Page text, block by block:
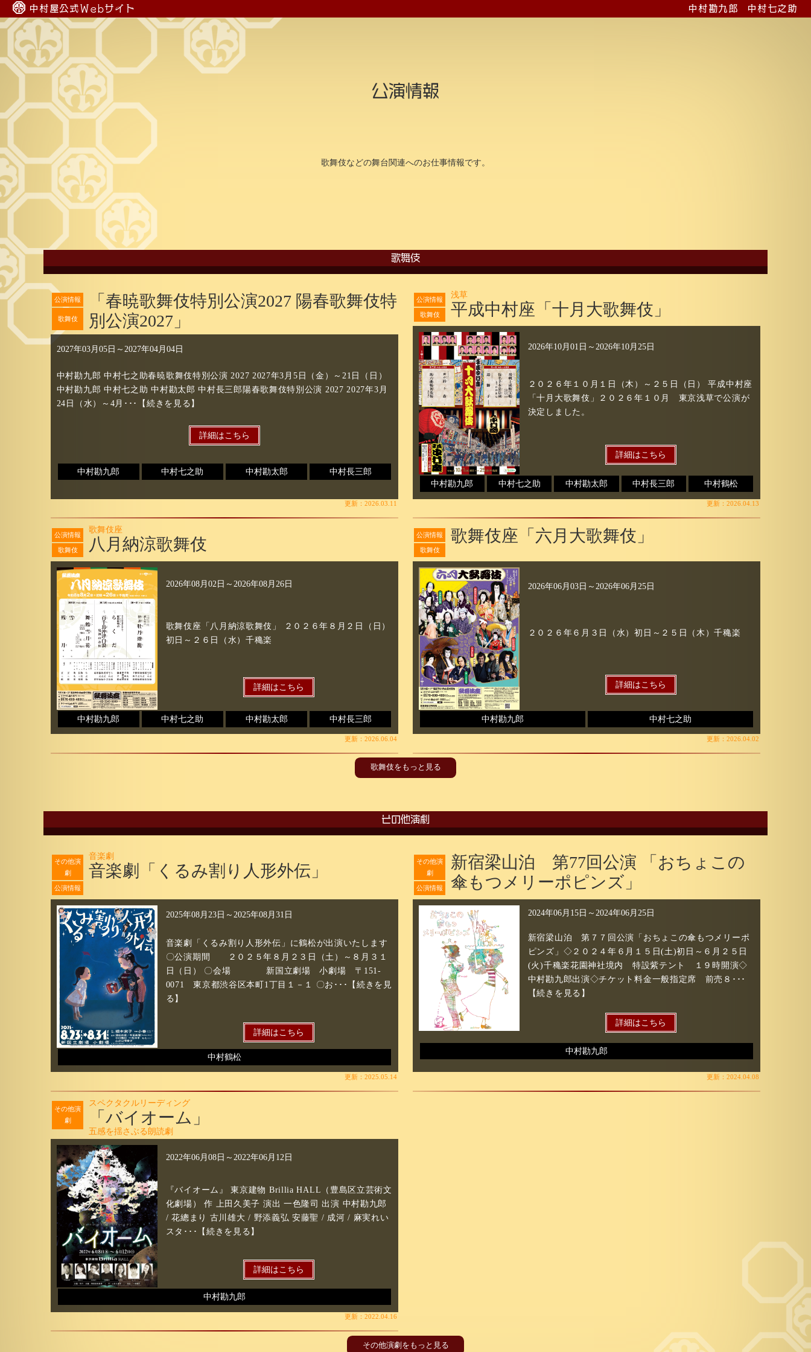
中村屋公式Webサイト 中村勘九郎 中村七之助
公演情報
歌舞伎などの舞台関連へのお仕事情報です。
歌舞伎
公演情報
歌舞伎
「春暁歌舞伎特別公演2027 陽春歌舞伎特
別公演2027」
2027年03月05日 ～ 2027年04月04日
中村勘九郎 中村七之助春暁歌舞伎特別公演 2027 2027年3月5日（金）～21日（日）
中村勘九郎 中村七之助 中村勘太郎 中村長三郎陽春歌舞伎特別公演 2027 2027年3月
24日（水）～4月･･･【続きを見る】
詳細はこちら
中村七之助
中村勘九郎 中村勘太郎 中村長三郎
更新：2026.03.11
公演情報
歌舞伎
浅草
平成中村座「十月大歌舞伎」
2026年10月01日 ～ 2026年10月25日
２０２６年１０月１日（木）～２５日（日） 平成中村座
「十月大歌舞伎」２０２６年１０月 東京浅草で公演が
決定しました。
詳細はこちら
中村七之助
中村勘九郎 中村勘太郎 中村長三郎 中村鶴松
更新：2026.04.13
公演情報
歌舞伎
歌舞伎座
八月納涼歌舞伎
2026年08月02日 ～ 2026年08月26日
歌舞伎座「八月納涼歌舞伎」 ２０２６年８月２日（日）
初日～２６日（水）千穐楽
詳細はこちら
中村七之助
中村勘九郎 中村勘太郎 中村長三郎
更新：2026.06.04
公演情報
歌舞伎
歌舞伎座「六月大歌舞伎」
2026年06月03日 ～ 2026年06月25日
２０２６年６月３日（水）初日～２５日（木）千穐楽
詳細はこちら
中村七之助
中村勘九郎
更新：2026.04.02
歌舞伎をもっと見る
その他演劇
その他演
劇
公演情報
音楽劇
音楽劇「くるみ割り人形外伝」
2025年08月23日 ～ 2025年08月31日
音楽劇「くるみ割り人形外伝」に鶴松が出演いたします
〇公演期間 ２０２５年８月２３日（土）～８月３１
日（日） 〇会場 新国立劇場 小劇場 〒151-
0071 東京都渋谷区本町1丁目１－１ 〇お･･･【続きを見
る】
詳細はこちら
中村鶴松
更新：2025.05.14
その他演
劇
公演情報
新宿梁山泊 第77回公演 「おちょこの
傘もつメリーポピンズ」
2024年06月15日 ～ 2024年06月25日
新宿梁山泊 第７７回公演「おちょこの傘もつメリーポ
ピンズ」◇２０２４年６月１５日(土)初日～６月２５日
(火)千穐楽花園神社境内 特設紫テント １９時開演◇
中村勘九郎出演◇チケット料金一般指定席 前売８･･･
【続きを見る】
詳細はこちら
中村勘九郎
更新：2024.04.08
その他演
劇
スペクタクルリーディング
「バイオーム」
五感を揺さぶる朗読劇
2022年06月08日 ～ 2022年06月12日
『バイオーム』 東京建物 Brillia HALL（豊島区立芸術文
化劇場） 作 上田久美子 演出 一色隆司 出演 中村勘九郎
/ 花總まり 古川雄大 / 野添義弘 安藤聖 / 成河 / 麻実れい
スタ･･･【続きを見る】
詳細はこちら
中村勘九郎
更新：2022.04.16
その他演劇をもっと見る